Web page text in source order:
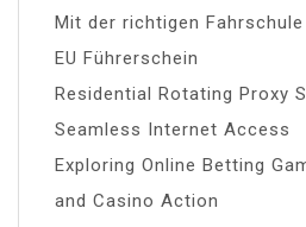
Mit der richtigen
EU Führerschein
Residential Rotating Proxy
Seamless Internet Access
Exploring Online Betting
and Casino Action